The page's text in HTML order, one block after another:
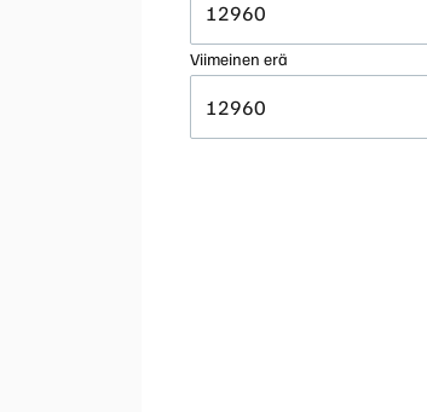
Viimeinen erä